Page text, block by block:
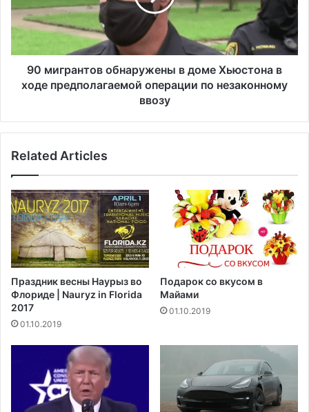
з
д
д
и
ф
о
н
е
в
с
п
л
е
с
р
а
т
р
е
н
ы
в
д
о
м
е
Х
ь
ю
90 мигрантов обнаружены в доме Хьюстона в
ходе предполагаемой операции по незаконному
ввозу
Related Articles
Праздник весны Наурыз во
Флориде | Nauryz in Florida
2017
01.10.2019
Подарок со вкусом в
Майами
01.10.2019